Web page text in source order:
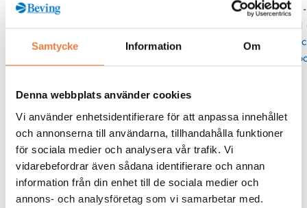
Samtycke Information Om
Denna webbplats använder cookies
Vi använder enhetsidentifierare för att anpassa innehållet
och annonserna till användarna, tillhandahålla funktioner
för sociala medier och analysera vår trafik. Vi
vidarebefordrar även sådana identifierare och annan
information från din enhet till de sociala medier och
annons- och analysföretag som vi samarbetar med.
08
Kurskategorier
Elkvalitet
Mer info / Anmälan